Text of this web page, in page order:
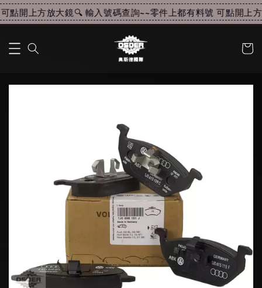
點開上方放大鏡🔍 輸入號碼查詢~~零件上都有料號 可點開上